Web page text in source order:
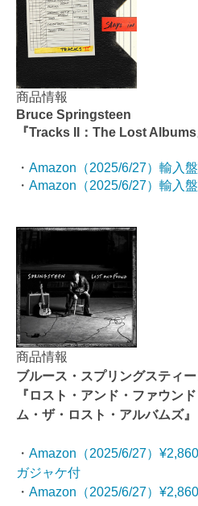
商品情報
Bruce Springsteen
『Tracks II：The Lost Albums
・ Amazon（2025/6/27）輸入盤
・ Amazon（2025/6/27）輸入盤
商品情報
ブルース・スプリングスティ
『ロスト・アンド・ファウン
ム・ザ・ロスト・アルバムズ』
・ Amazon（2025/6/27）
ガジャケ付
・ Amazon（2025/6/27）¥2,860